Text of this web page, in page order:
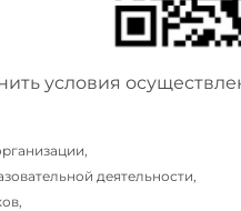
условия
деятельности,